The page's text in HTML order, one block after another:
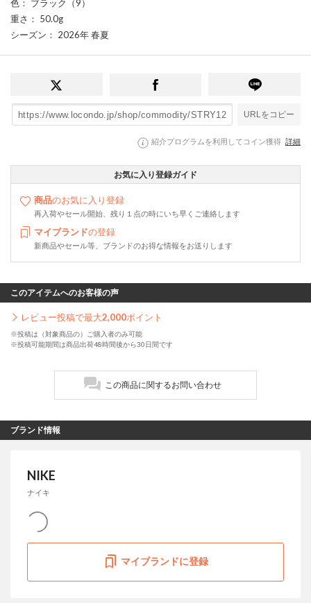
色 ： ブラック（9）
重さ ： 50.0g
シーズン ： 2026年 春夏
URLをコピー
紹介プログラムを利用してコイン獲得 詳細
お気に入り登録ガイド
商品のお気に入り登録
再入荷やセール開始、残り１点の時にいち早くご連絡します
マイブランドの登録
新商品やセール等、ブランドのお得な情報をお送りします
このアイテムへのお客様の声
レビュー投稿で最大2,000ポイント
※投稿は（対象商品の）ご購入者のみ可能
※投稿可能期間は商品出荷48時間後から30日間です
この商品に関するお問い合わせ
ブランド情報
NIKE
ナイキ
マイブランドに登録